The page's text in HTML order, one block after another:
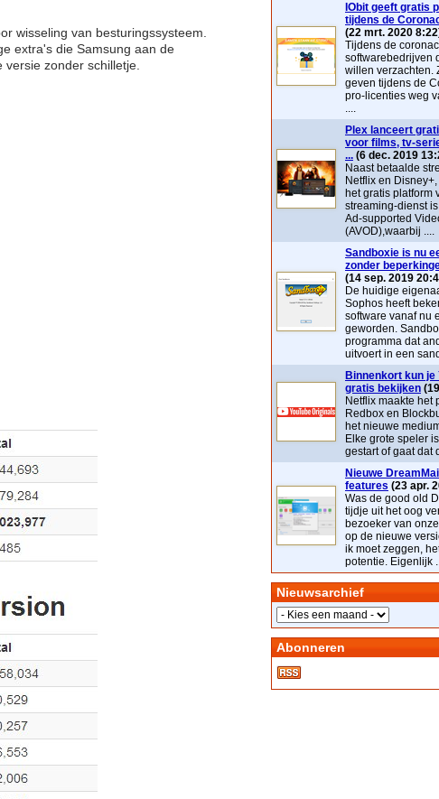
wisseling van besturingssysteem.
extra's die Samsung aan de
zonder schilletje.
IObit geeft gratis
tijdens de
(22 mrt. 2020
Tijdens de
softwarebedrijven
willen verzachten.
geven tijdens de
pro-licenties weg
....
Plex lanceert
voor films, tv-
... (6 dec. 2019
Naast betaalde
Netflix en
het gratis platform
streaming-dienst
Ad-supported
(AVOD),waarbij ....
Sandboxie is nu
zonder
(14 sep. 2019
De huidige
Sophos heeft
software vanaf nu
geworden.
programma dat
uitvoert in een
Binnenkort kun je
gratis bekijken
Netflix maakte het
Redbox en
het nieuwe
Elke grote speler
gestart of gaat dat
Nieuwe
features (23 apr.
Was de good old
tijdje uit het oog
bezoeker van
op de nieuwe
ik moet zeggen,
potentie. Eigenlijk
Nieuwsarchief
Abonneren